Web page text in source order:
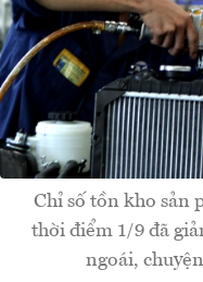
Chỉ số tồn kho sản
thời điểm 1/9 đã
ngoái,